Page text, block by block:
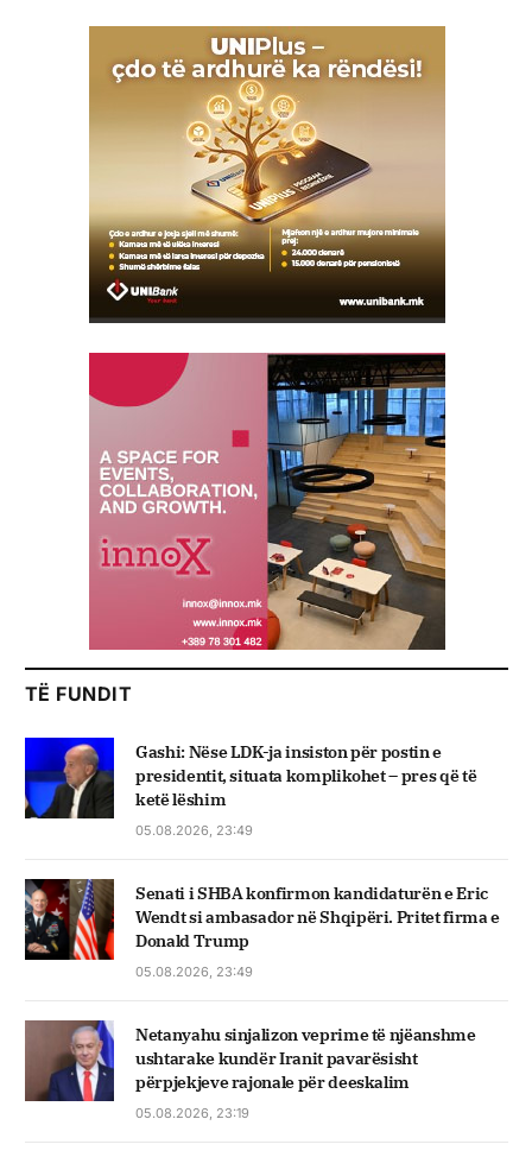
TË FUNDIT
Gashi: Nëse LDK-ja insiston për postin e
presidentit, situata komplikohet – pres që të
ketë lëshim
05.08.2026, 23:49
Senati i SHBA konfirmon kandidaturën e Eric
Wendt si ambasador në Shqipëri. Pritet firma e
Donald Trump
05.08.2026, 23:49
Netanyahu sinjalizon veprime të njëanshme
ushtarake kundër Iranit pavarësisht
përpjekjeve rajonale për deeskalim
05.08.2026, 23:19